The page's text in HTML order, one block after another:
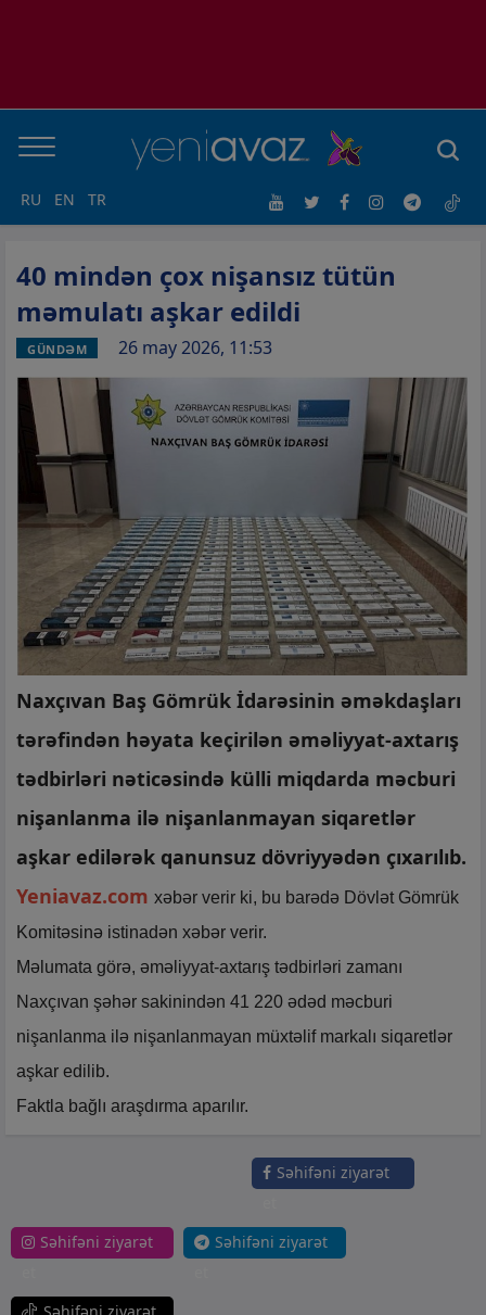
RU EN TR
40 mindən çox nişansız tütün
məmulatı aşkar edildi
GÜNDƏM 26 may 2026, 11:53
Naxçıvan Baş Gömrük İdarəsinin əməkdaşları
tərəfindən həyata keçirilən əməliyyat-axtarış
tədbirləri nəticəsində külli miqdarda məcburi
nişanlanma ilə nişanlanmayan siqaretlər
aşkar edilərək qanunsuz dövriyyədən çıxarılıb.
Yeniavaz.com xəbər verir ki, bu barədə Dövlət Gömrük
Komitəsinə istinadən xəbər verir.
Məlumata görə, əməliyyat-axtarış tədbirləri zamanı
Naxçıvan şəhər sakinindən 41 220 ədəd məcburi
nişanlanma ilə nişanlanmayan müxtəlif markalı siqaretlər
aşkar edilib.
Faktla bağlı araşdırma aparılır.
Səhifəni ziyarət
Səhifəni ziyarət
Səhifəni ziyarət